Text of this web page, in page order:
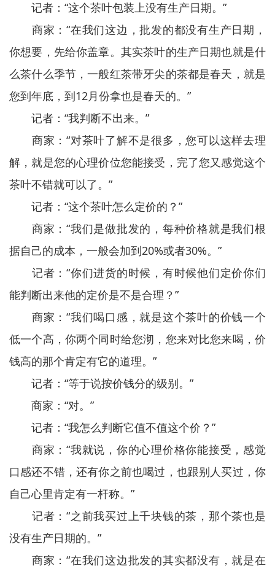
记者：“这个茶叶包装上没有生产日期。”
商家：“在我们这边，批发的都没有生产日期，
你想要，先给你盖章。其实茶叶的生产日期也就是什
么茶什么季节，一般红茶带牙尖的茶都是春天，就是
您到年底，到12月份拿也是春天的。”
记者：“我判断不出来。”
商家：“对茶叶了解不是很多，您可以这样去理
解，就是您的心理价位您能接受，完了您又感觉这个
茶叶不错就可以了。”
记者：“这个茶叶怎么定价的？”
商家：“我们是做批发的，每种价格就是我们根
据自己的成本，一般会加到20%或者30%。”
记者：“你们进货的时候，有时候他们定价你们
能判断出来他的定价是不是合理？”
商家：“我们喝口感，就是这个茶叶的价钱一个
低一个高，你两个同时给您沏，您来对比您来喝，价
钱高的那个肯定有它的道理。”
记者：“等于说按价钱分的级别。”
商家：“对。”
记者：“我怎么判断它值不值这个价？”
商家：“我就说，你的心理价格你能接受，感觉
口感还不错，还有你之前也喝过，也跟别人买过，你
自己心里肯定有一杆称。”
记者：“之前我买过上千块钱的茶，那个茶也是
没有生产日期的。”
商家：“在我们这边批发的其实都没有，就是在